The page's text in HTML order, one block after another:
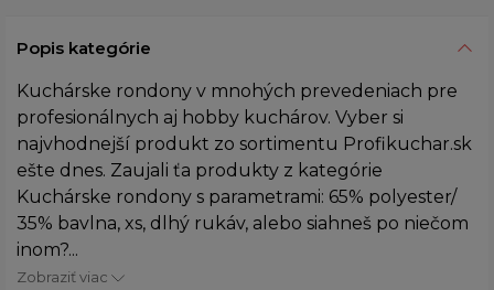
Popis kategórie
Kuchárske rondony v mnohých prevedeniach pre
profesionálnych aj hobby kuchárov. Vyber si
najvhodnejší produkt zo sortimentu Profikuchar.sk
ešte dnes. Zaujali ťa produkty z kategórie
Kuchárske rondony s parametrami: 65% polyester/
35% bavlna, xs, dlhý rukáv, alebo siahneš po niečom
inom?...
Zobraziť viac